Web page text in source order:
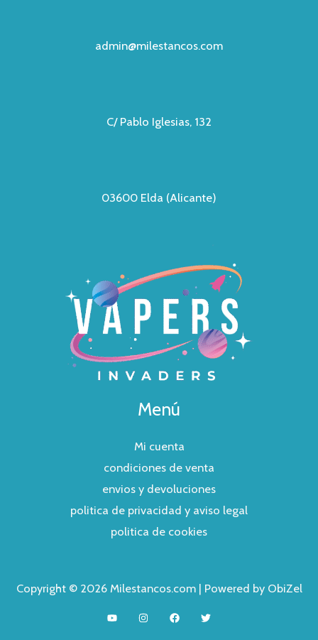
admin@milestancos.com
C/ Pablo Iglesias, 132
03600 Elda (Alicante)
Menú
Mi cuenta
condiciones de venta
envios y devoluciones
politica de privacidad y aviso legal
politica de cookies
Copyright © 2026 Milestancos.com | Powered by ObiZel